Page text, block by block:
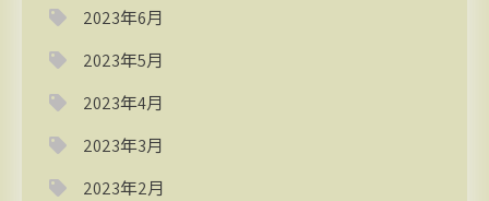
2023年6月
2023年5月
2023年4月
2023年3月
2023年2月